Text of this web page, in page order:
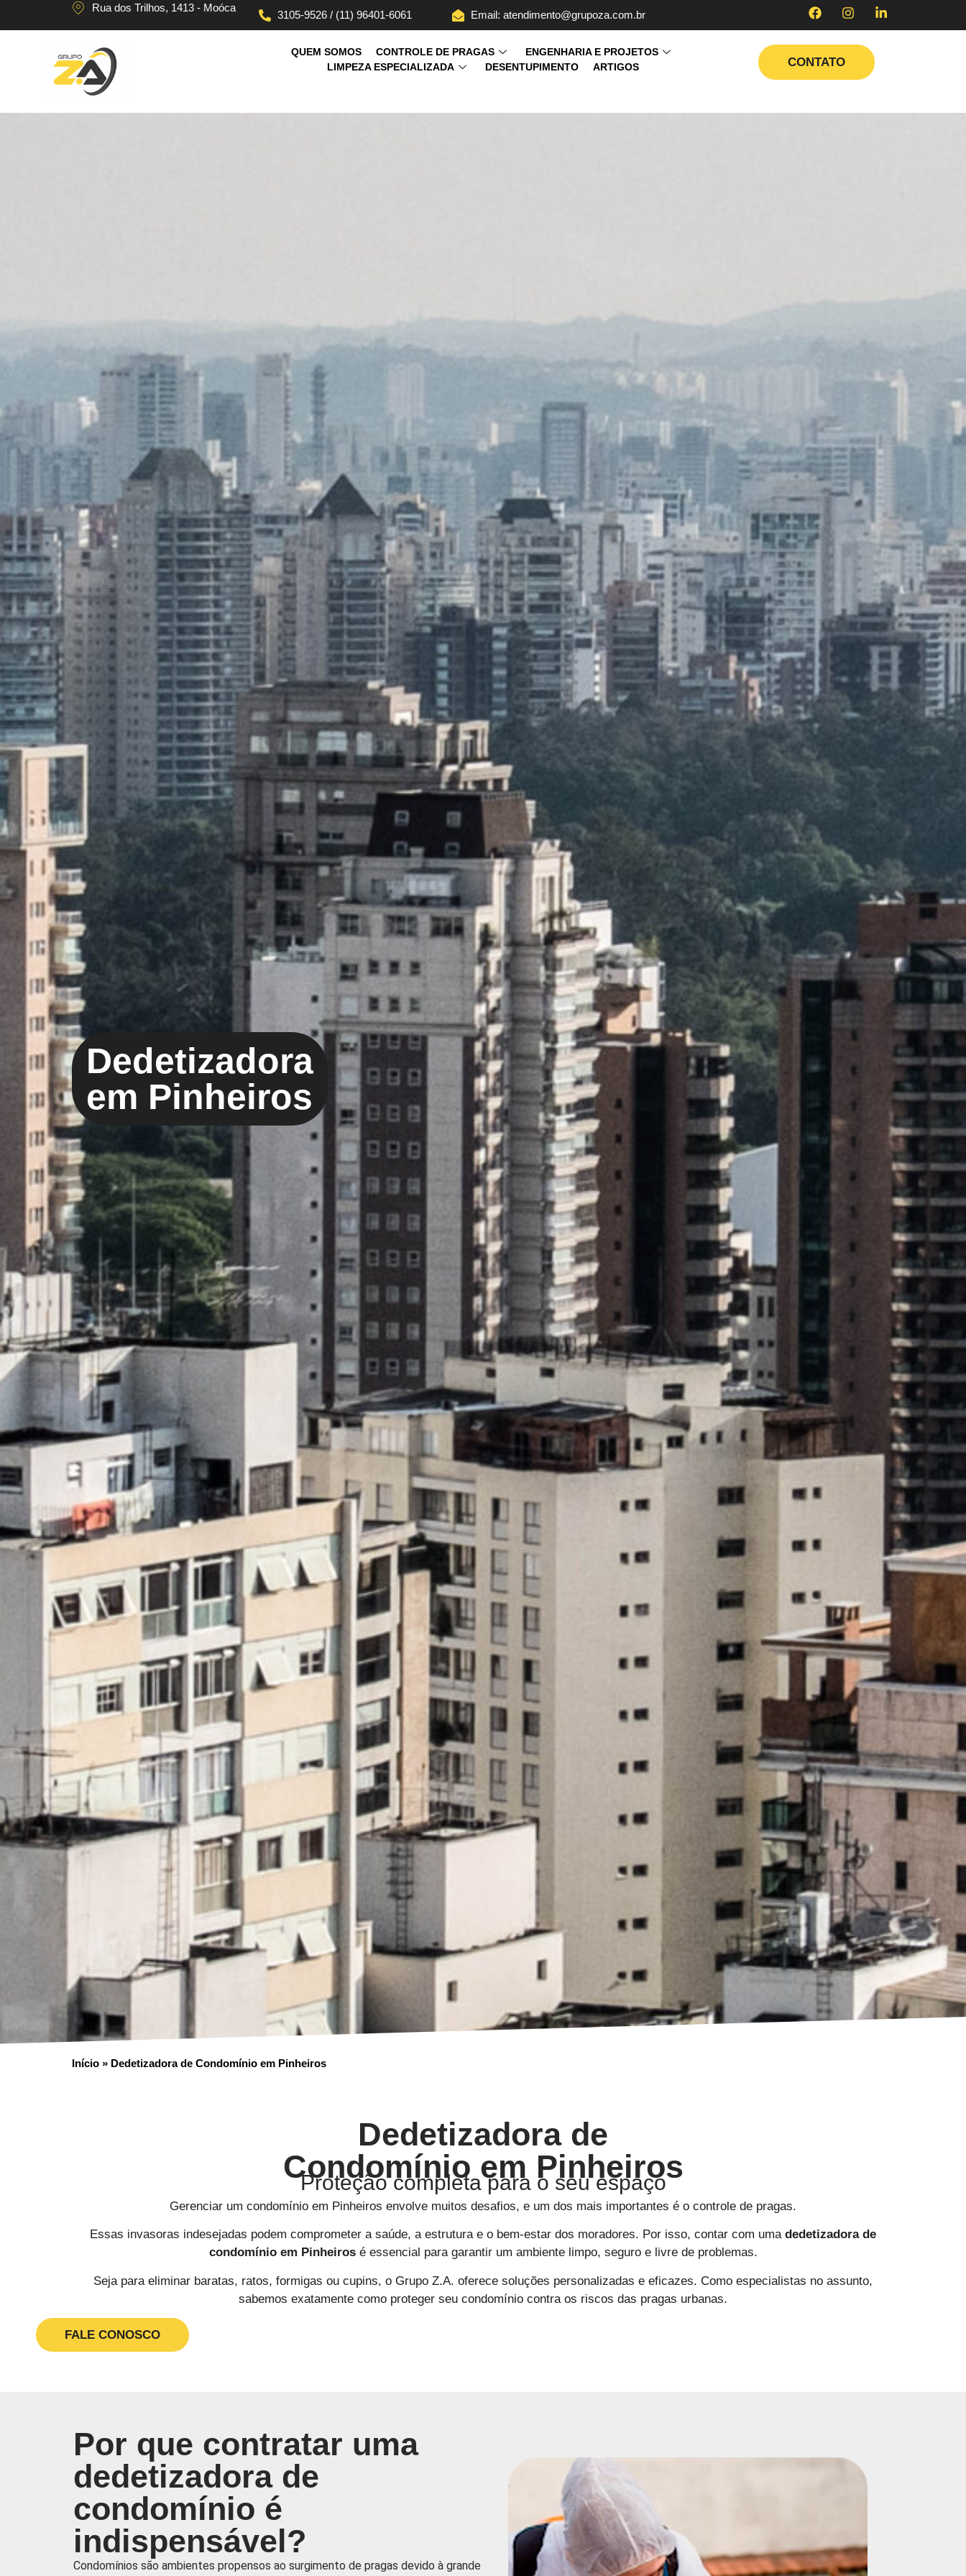
Rua dos Trilhos, 1413 - Moóca
3105-9526 / (11) 96401-6061 Email: atendimento@grupoza.com.br
QUEM SOMOS CONTROLE DE PRAGAS
ENGENHARIA E PROJETOS
LIMPEZA ESPECIALIZADA
DESENTUPIMENTO ARTIGOS CONTATO
Dedetizadora
em Pinheiros
Início » Dedetizadora de Condomínio em Pinheiros
Dedetizadora de
Condomínio em Pinheiros
Proteção completa para o seu espaço
Gerenciar um condomínio em Pinheiros envolve muitos desafios, e um dos mais importantes é o controle de pragas.
Essas invasoras indesejadas podem comprometer a saúde, a estrutura e o bem-estar dos moradores. Por isso, contar com uma dedetizadora de
condomínio em Pinheiros é essencial para garantir um ambiente limpo, seguro e livre de problemas.
Seja para eliminar baratas, ratos, formigas ou cupins, o Grupo Z.A. oferece soluções personalizadas e eficazes. Como especialistas no assunto,
sabemos exatamente como proteger seu condomínio contra os riscos das pragas urbanas.
FALE CONOSCO
Por que contratar uma
dedetizadora de
condomínio é
indispensável?
Condomínios são ambientes propensos ao surgimento de pragas devido à grande